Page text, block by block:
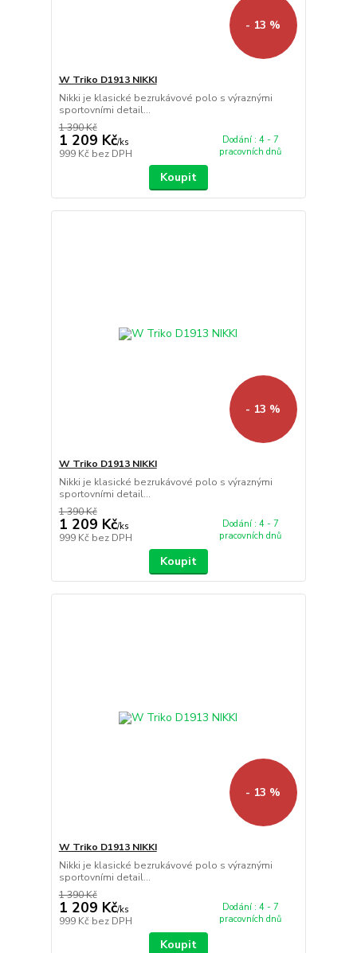
- 13 %
W Triko D1913 NIKKI
Nikki je klasické bezrukávové polo s výraznými
sportovními detail...
1 390 Kč
1 209 Kč/ks
999 Kč bez DPH
Dodání : 4 - 7
pracovních dnů
Koupit
- 13 %
W Triko D1913 NIKKI
Nikki je klasické bezrukávové polo s výraznými
sportovními detail...
1 390 Kč
1 209 Kč/ks
999 Kč bez DPH
Dodání : 4 - 7
pracovních dnů
Koupit
- 13 %
W Triko D1913 NIKKI
Nikki je klasické bezrukávové polo s výraznými
sportovními detail...
1 390 Kč
1 209 Kč/ks
999 Kč bez DPH
Dodání : 4 - 7
pracovních dnů
Koupit